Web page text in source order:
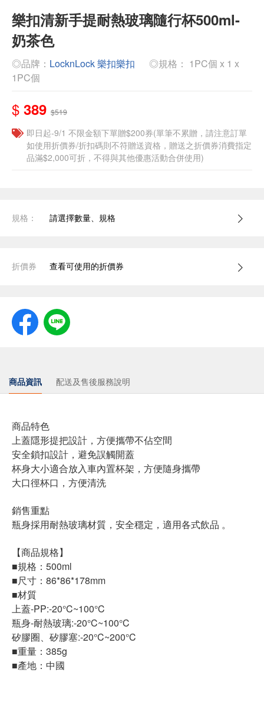
樂扣清新手提耐熱玻璃隨行杯500ml-
奶茶色
◎品牌： LocknLock 樂扣樂扣
◎規格： 1PC個 x 1 x
1PC個
$ 389 $519
即日起-9/1 不限金額下單贈$200券(單筆不累贈，請注意訂單
如使用折價券/折扣碼則不符贈送資格，贈送之折價券消費指定
品滿$2,000可折，不得與其他優惠活動合併使用)
規格： 請選擇數量、規格
折價券 查看可使用的折價券
商品資訊 配送及售後服務說明
商品特色
上蓋隱形提把設計，方便攜帶不佔空間
安全鎖扣設計，避免誤觸開蓋
杯身大小適合放入車內置杯架，方便隨身攜帶
大口徑杯口，方便清洗
銷售重點
瓶身採用耐熱玻璃材質，安全穩定，適用各式飲品 。
【商品規格】
■規格：500ml
■尺寸：86*86*178mm
■材質
上蓋-PP:-20°C~100°C
瓶身-耐熱玻璃:-20°C~100°C
矽膠圈、矽膠塞:-20°C~200°C
■重量：385g
■產地：中國